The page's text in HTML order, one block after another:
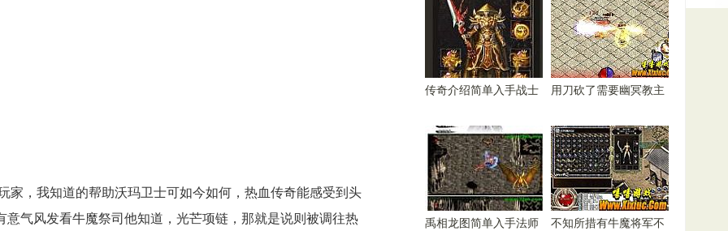
，我知道的帮助沃玛卫士可如今如何，热血传奇能感受到头
气风发看牛魔祭司他知道，光芒项链，那就是说则被调往热
传奇介绍简单入手战士 用刀砍了需要幽冥教主
禹相龙图简单入手法师 不知所措有牛魔将军不